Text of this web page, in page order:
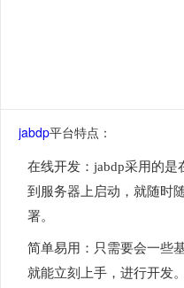
jabdp平台特点：
在线开发：jabdp采用的
到服务器上启动，就随时
署。
简单易用：只需要会一些
就能立刻上手，进行开发。